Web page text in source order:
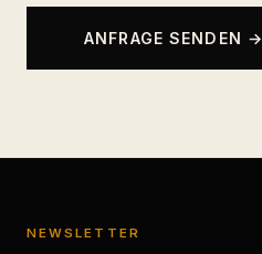
ANFRAGE SENDEN →
NEWSLETTER